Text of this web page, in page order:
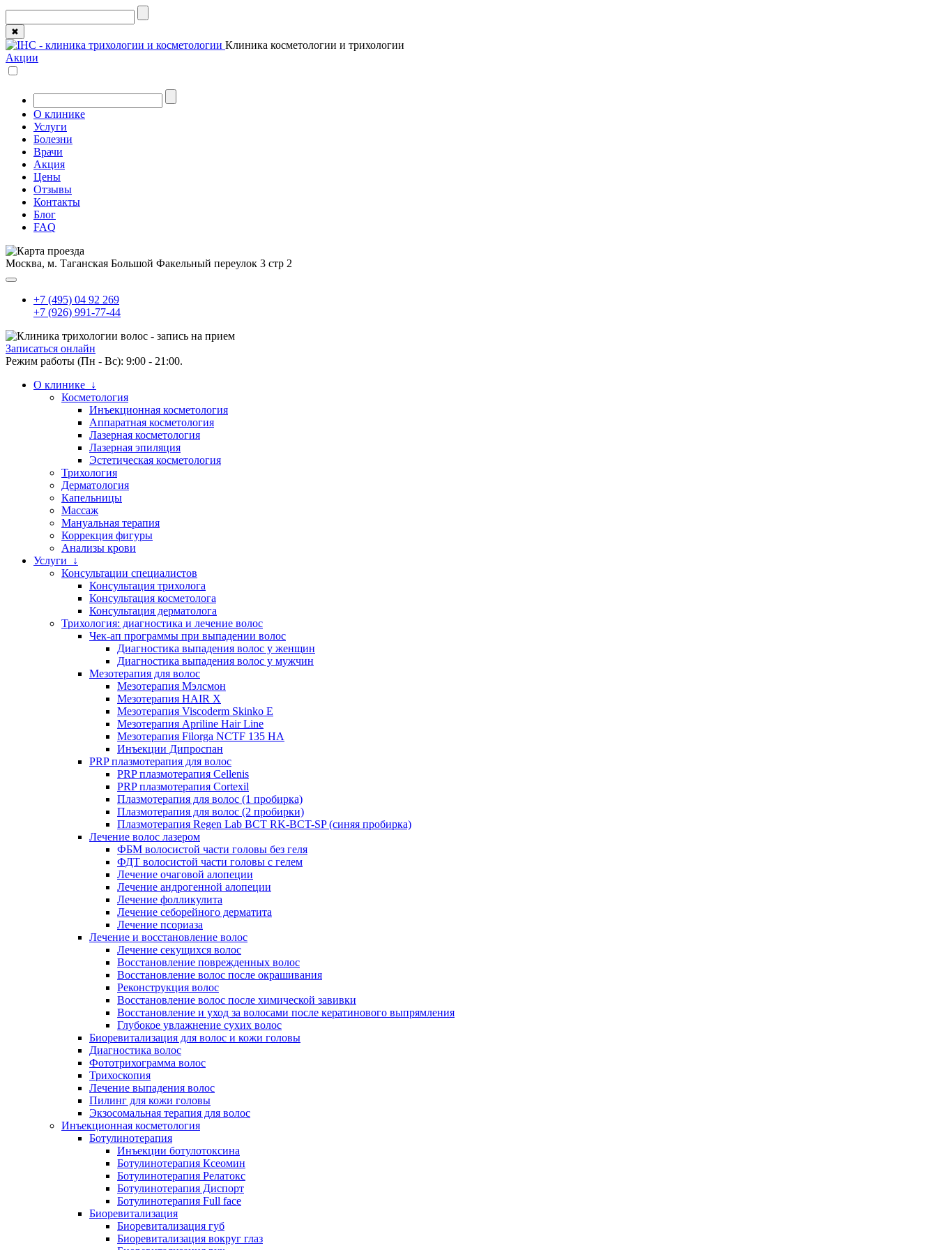
✖
Клиника косметологии и трихологии
Акции
О клинике
Услуги
Болезни
Врачи
Акция
Цены
Отзывы
Контакты
Блог
FAQ
Москва, м. Таганская Большой Факельный переулок 3 стр 2
+7 (495) 04 92 269
+7 (926) 991-77-44
Записаться онлайн
Режим работы (Пн - Вс): 9:00 - 21:00.
О клинике ↓
Косметология
Инъекционная косметология
Аппаратная косметология
Лазерная косметология
Лазерная эпиляция
Эстетическая косметология
Трихология
Дерматология
Капельницы
Массаж
Мануальная терапия
Коррекция фигуры
Анализы крови
Услуги ↓
Консультации специалистов
Консультация трихолога
Консультация косметолога
Консультация дерматолога
Трихология: диагностика и лечение волос
Чек-ап программы при выпадении волос
Диагностика выпадения волос у женщин
Диагностика выпадения волос у мужчин
Мезотерапия для волос
Мезотерапия Мэлсмон
Мезотерапия HAIR X
Мезотерапия Viscoderm Skinko E
Мезотерапия Apriline Hair Line
Мезотерапия Filorga NCTF 135 HA
Инъекции Дипроспан
PRP плазмотерапия для волос
PRP плазмотерапия Cellenis
PRP плазмотерапия Cortexil
Плазмотерапия для волос (1 пробирка)
Плазмотерапия для волос (2 пробирки)
Плазмотерапия Regen Lab BCT RK-BCT-SP (синяя пробирка)
Лечение волос лазером
ФБМ волосистой части головы без геля
ФДТ волосистой части головы с гелем
Лечение очаговой алопеции
Лечение андрогенной алопеции
Лечение фолликулита
Лечение себорейного дерматита
Лечение псориаза
Лечение и восстановление волос
Лечение секущихся волос
Восстановление поврежденных волос
Восстановление волос после окрашивания
Реконструкция волос
Восстановление волос после химической завивки
Восстановление и уход за волосами после кератинового выпрямления
Глубокое увлажнение сухих волос
Биоревитализация для волос и кожи головы
Диагностика волос
Фототрихограмма волос
Трихоскопия
Лечение выпадения волос
Пилинг для кожи головы
Экзосомальная терапия для волос
Инъекционная косметология
Ботулинотерапия
Инъекции ботулотоксина
Ботулинотерапия Ксеомин
Ботулинотерапия Релатокс
Ботулинотерапия Диспорт
Ботулинотерапия Full face
Биоревитализация
Биоревитализация губ
Биоревитализация вокруг глаз